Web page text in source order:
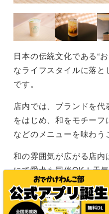
日本の伝統文化である“
なライフスタイルに落
です。
店内では、ブランドを
をはじめ、和をモチーフ
などのメニューを味わう
和の雰囲気が広がる店内
にて愛犬も同伴OK！天
なく、愛犬とひと休み
です。